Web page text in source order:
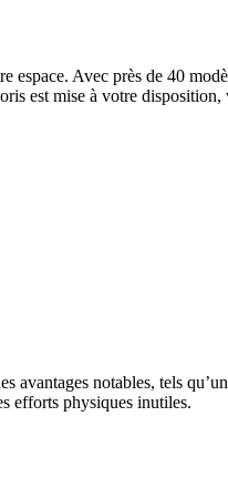
espace. Avec près de 40
est mise à votre disposition,
notables, tels
efforts physiques inutiles.